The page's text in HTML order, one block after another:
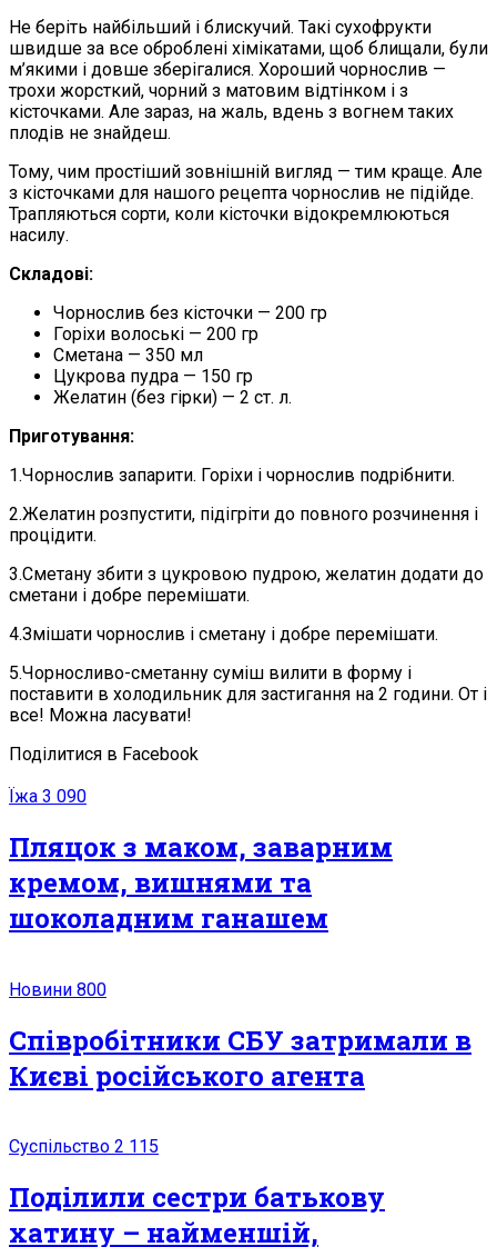
Не беріть найбільший і блискучий. Такі сухофрукти
швидше за все оброблені хімікатами, щоб блищали, були
м’якими і довше зберігалися. Хороший чорнослив —
трохи жорсткий, чорний з матовим відтінком і з
кісточками. Але зараз, на жаль, вдень з вогнем таких
плодів не знайдеш.
Тому, чим простіший зовнішній вигляд — тим краще. Але
з кісточками для нашого рецепта чорнослив не підійде.
Трапляються сорти, коли кісточки відокремлюються
насилу.
Складові:
Чорнослив без кісточки — 200 гр
Горіхи волоські — 200 гр
Сметана — 350 мл
Цукрова пудра — 150 гр
Желатин (без гірки) — 2 ст. л.
Приготування:
1.Чорнослив запарити. Горіхи і чорнослив подрібнити.
2.Желатин розпустити, підігріти до повного розчинення і
процідити.
3.Сметану збити з цукровою пудрою, желатин додати до
сметани і добре перемішати.
4.Змішати чорнослив і сметану і добре перемішати.
5.Чорносливо-сметанну суміш вилити в форму і
поставити в холодильник для застигання на 2 години. От і
все! Можна ласувати!
Поділитися в Facebook
Їжа 3 090
Пляцок з маком, заварним
кремом, вишнями та
шоколадним ганашем
Новини 800
Співробітники СБУ затримали в
Києві російського агента
Суспільство 2 115
Поділили сестри батькову
хатину – найменшій,